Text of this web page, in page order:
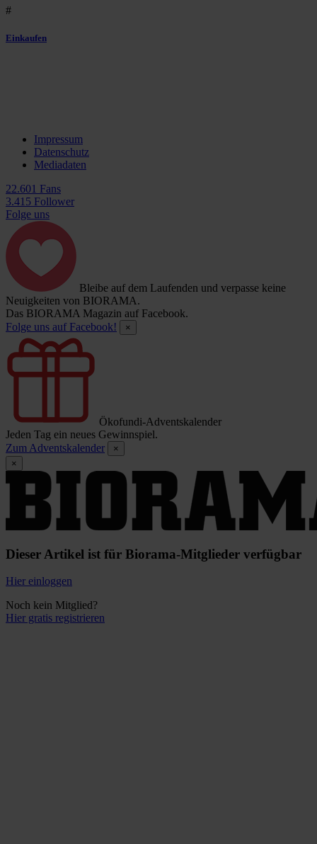
#
Einkaufen
Impressum
Datenschutz
Mediadaten
22.601 Fans
3.415 Follower
Folge uns
Bleibe auf dem Laufenden und verpasse keine
Neuigkeiten von BIORAMA.
Das BIORAMA Magazin auf Facebook.
Folge uns auf Facebook!
×
Ökofundi-Adventskalender
Jeden Tag ein neues Gewinnspiel.
Zum Adventskalender
×
×
Dieser Artikel ist für Biorama-Mitglieder verfügbar
Hier einloggen
Noch kein Mitglied?
Hier gratis registrieren